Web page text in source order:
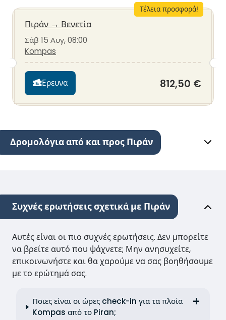
Τέλεια προσφορά!
Πιράν → Βενετία
Σάβ 15 Αυγ, 08:00
Kompas
Ερευνα 812,50 €
Δρομολόγια από και προς Πιράν
Συχνές ερωτήσεις σχετικά με Πιράν
Αυτές είναι οι πιο συχνές ερωτήσεις. Δεν μπορείτε
να βρείτε αυτό που ψάχνετε; Μην ανησυχείτε,
επικοινωνήστε και θα χαρούμε να σας βοηθήσουμε
με το ερώτημά σας.
Ποιες είναι οι ώρες check-in για τα πλοία
Kompas από το Piran;